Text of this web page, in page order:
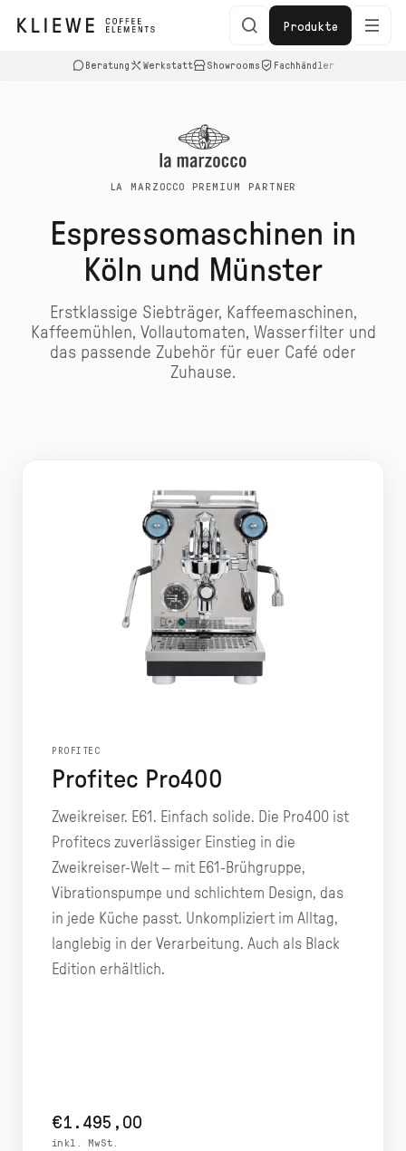
Produkte
Beratung Werkstatt Showrooms Fachhändler
LA MARZOCCO PREMIUM PARTNER
Espressomaschinen in
Köln und Münster
Erstklassige Siebträger, Kaffeemaschinen,
Kaffeemühlen, Vollautomaten, Wasserfilter und
das passende Zubehör für euer Café oder
Zuhause.
PROFITEC
Profitec Pro400
Zweikreiser. E61. Einfach solide. Die Pro400 ist
Profitecs zuverlässiger Einstieg in die
Zweikreiser-Welt – mit E61-Brühgruppe,
Vibrationspumpe und schlichtem Design, das
in jede Küche passt. Unkompliziert im Alltag,
langlebig in der Verarbeitung. Auch als Black
Edition erhältlich.
€1.495,00
inkl. MwSt.